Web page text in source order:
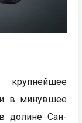
в минувшее
долине Сан-